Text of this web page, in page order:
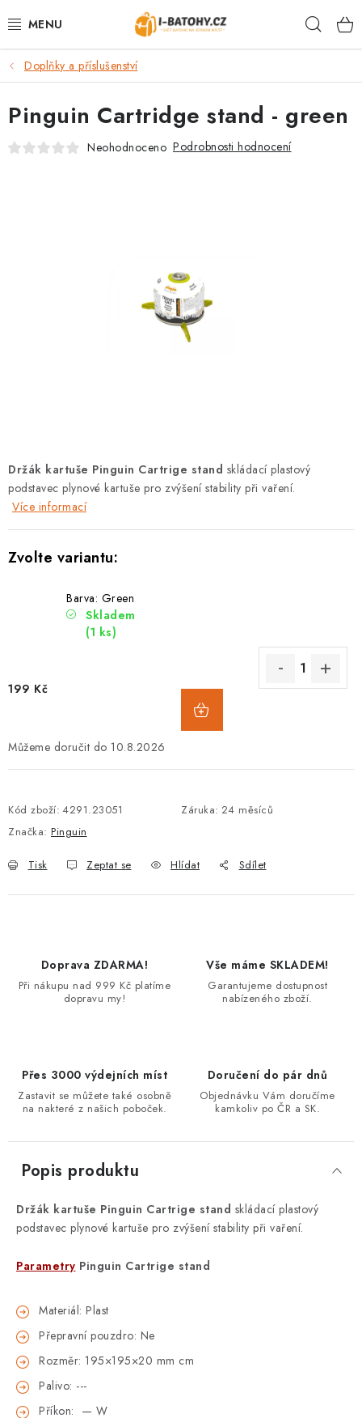
na
VÝPRODEJ %
BATOHY
TAŠKY, KABELKY
DOPLŇKY A PŘÍSLUŠENSTVÍ
O nás
Blog
Doplňky a příslušenství
Držák kartuše Pinguin Cartrige stand skládací plastový
podstavec plynové kartuše pro zvýšení stability při vaření.
Více informací
Barva: Green
Skladem
(1 ks)
199 Kč
10.8.2026
Kód zboží: 4291.23051 Záruka: 24 měsíců
Značka: Pinguin
Tisk Zeptat se Hlídat Sdílet
Pinguin Cartridge stand - green
Neohodnoceno Podrobnosti hodnocení
Doprava ZDARMA!
Při nákupu nad 999 Kč platíme
dopravu my!
Vše máme SKLADEM!
Garantujeme dostupnost
nabízeného zboží.
Přes 3000 výdejních míst
Zastavit se můžete také osobně
na nakteré z našich poboček.
Doručení do pár dnů
Objednávku Vám doručíme
kamkoliv po ČR a SK.
Popis produktu
Držák kartuše Pinguin Cartrige stand skládací plastový
podstavec plynové kartuše pro zvýšení stability při vaření.
Parametry Pinguin Cartrige stand
Materiál: Plast
Přepravní pouzdro: Ne
Rozměr: 195×195×20 mm cm
Palivo: ---
Příkon: — W